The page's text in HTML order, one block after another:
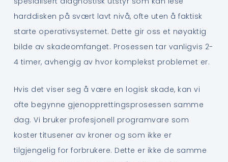
harddisken på svært lavt nivå, ofte uten å faktisk
starte operativsystemet. Dette gir oss et nøyaktig
bilde av skadeomfanget. Prosessen tar vanligvis 2-
4 timer, avhengig av hvor komplekst problemet er.
Hvis det viser seg å være en logisk skade, kan vi
ofte begynne gjenopprettingsprosessen samme
dag. Vi bruker profesjonell programvare som
koster titusener av kroner og som ikke er
tilgjengelig for forbrukere. Dette er ikke de samme